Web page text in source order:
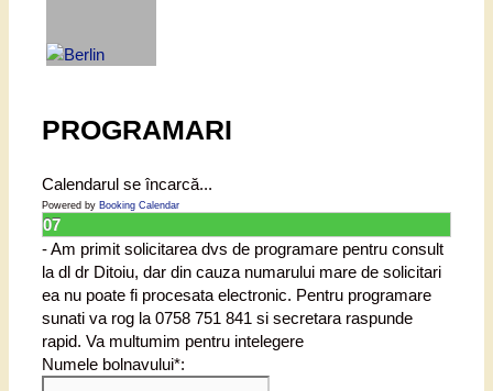
PROGRAMARI
Calendarul se încarcă...
Powered by Booking Calendar
07
- Am primit solicitarea dvs de programare pentru consult
la dl dr Ditoiu, dar din cauza numarului mare de solicitari
ea nu poate fi procesata electronic. Pentru programare
sunati va rog la 0758 751 841 si secretara raspunde
rapid. Va multumim pentru intelegere
Numele bolnavului*: